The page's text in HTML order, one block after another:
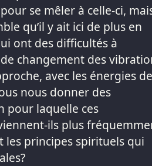
se mêler à celle-ci,
qu’il y ait ici de plus en
ont des difficultés à
changement des
avec les énergies de
nous donner des
pour laquelle ces
ils plus
les principes spirituels qui